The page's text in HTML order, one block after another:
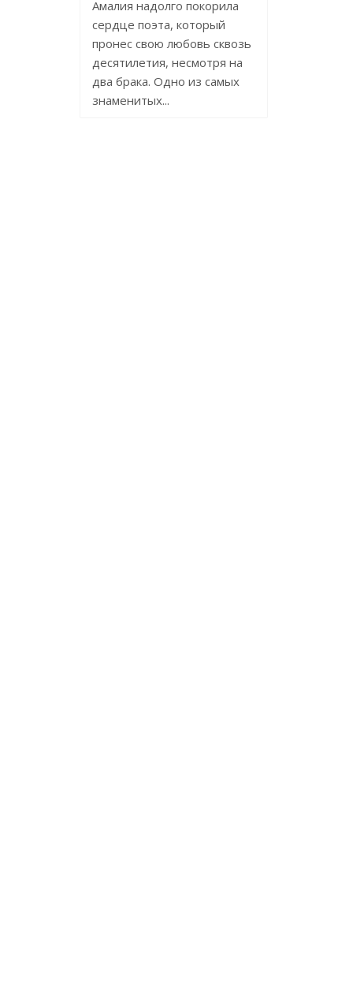
Амалия надолго покорила
сердце поэта, который
пронес свою любовь сквозь
десятилетия, несмотря на
два брака. Одно из самых
знаменитых...